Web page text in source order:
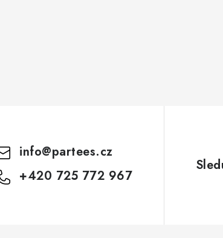
info@partees.cz
+420 725 772 967